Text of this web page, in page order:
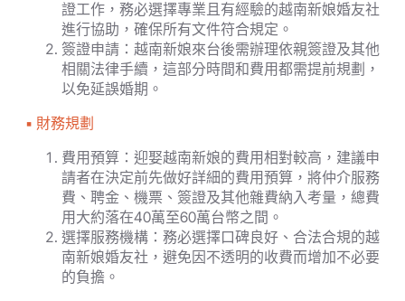
證工作，務必選擇專業且有經驗的越南新娘婚友社
進行協助，確保所有文件符合規定。
簽證申請：越南新娘來台後需辦理依親簽證及其他
相關法律手續，這部分時間和費用都需提前規劃，
以免延誤婚期。
▪︎ 財務規劃
費用預算：迎娶越南新娘的費用相對較高，建議申
請者在決定前先做好詳細的費用預算，將仲介服務
費、聘金、機票、簽證及其他雜費納入考量，總費
用大約落在40萬至60萬台幣之間。
選擇服務機構：務必選擇口碑良好、合法合規的越
南新娘婚友社，避免因不透明的收費而增加不必要
的負擔。